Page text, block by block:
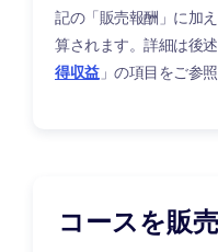
記の「販売報酬」に加
算されます。詳細は後
得収益」の項目をご参照
コースを販